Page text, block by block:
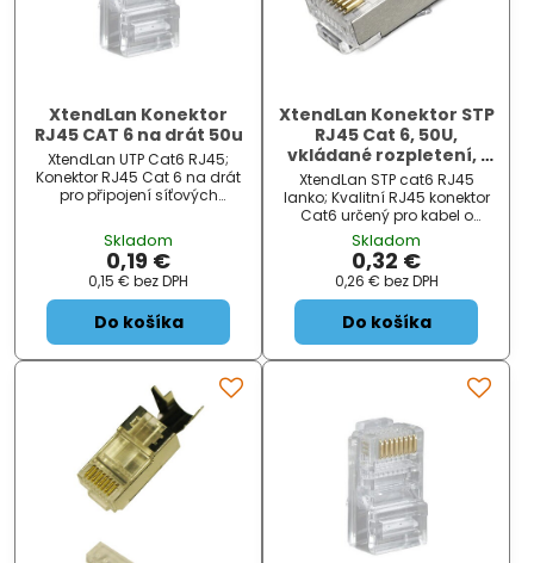
XtendLan Konektor
RJ45 CAT 6 na drát 50u
XtendLan UTP Cat6 RJ45;
Konektor RJ45 Cat 6 na drát
pro připojení síťových
SPECIFIKACE; Typ konektoru:
RJ45; Kategorie: Cat 6;
Provedení:...
Skladom
0,19 €
0,15 € bez DPH
Do košíka
XtendLan Konektor STP
RJ45 Cat 6, 50U,
vkládané rozpletení, i
pro kabely průměru
7,5mm lanko
XtendLan STP cat6 RJ45
lanko; Kvalitní RJ45 konektor
Cat6 určený pro kabel o
průměru i 7,5 mm. ZÁKLADNÍ
SPECIFIKACE; Typ konektoru:
RJ45; Kategorie: Cat 6; P...
Skladom
0,32 €
0,26 € bez DPH
Do košíka